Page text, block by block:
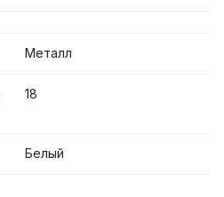
Металл
18
Белый